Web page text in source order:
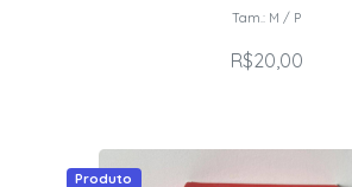
Tam.: M / P
R$20,00
Produto